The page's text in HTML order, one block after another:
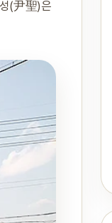
성(尹聖)은